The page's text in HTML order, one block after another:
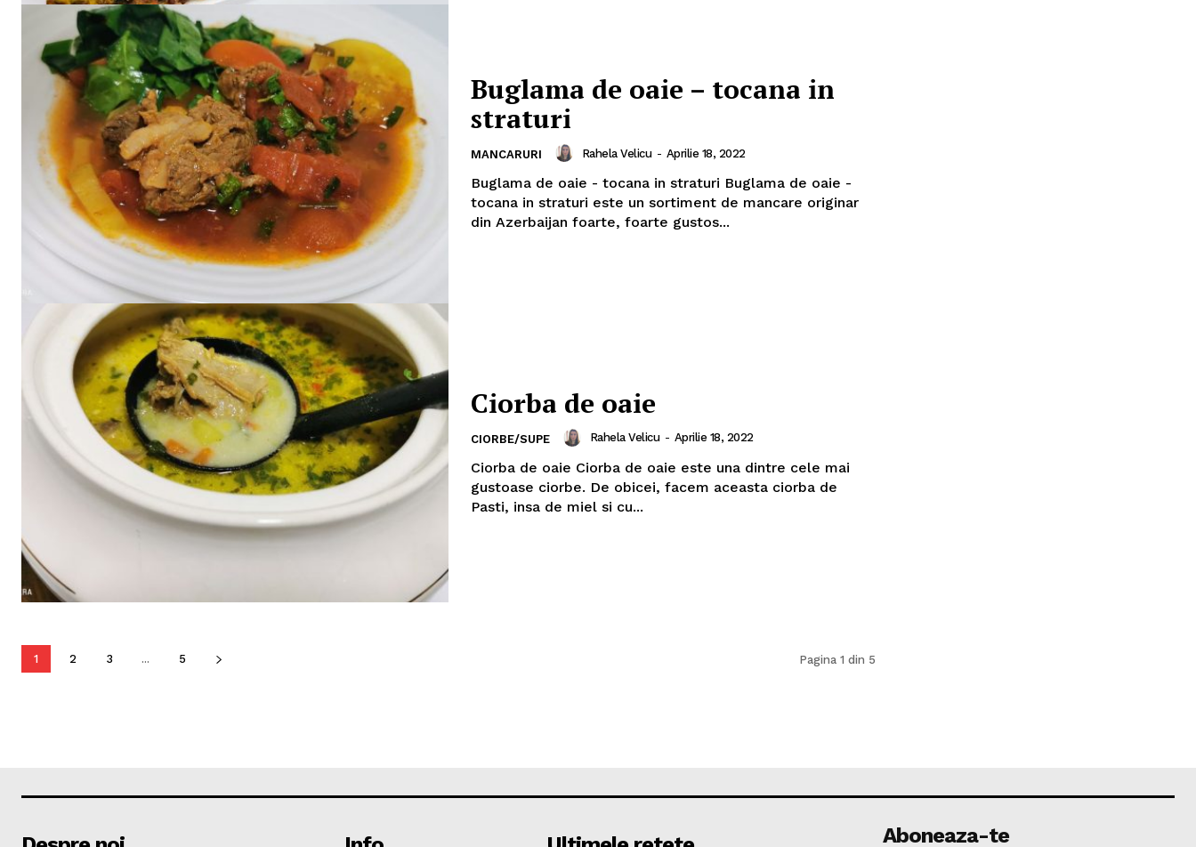
Buglama de oaie – tocana in
straturi
MANCARURI Rahela Velicu - Aprilie 18, 2022
Buglama de oaie - tocana in straturi Buglama de oaie -
tocana in straturi este un sortiment de mancare originar
din Azerbaijan foarte, foarte gustos...
Ciorba de oaie
CIORBE/SUPE Rahela Velicu - Aprilie 18, 2022
Ciorba de oaie Ciorba de oaie este una dintre cele mai
gustoase ciorbe. De obicei, facem aceasta ciorba de
Pasti, insa de miel si cu...
1 2 3 ... 5 Pagina 1 din 5
Aboneaza-te